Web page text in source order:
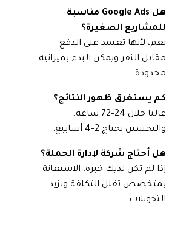
هل Google Ads مناسبة
للمشاريع الصغيرة؟
نعم، لأنها تعتمد على الدفع
مقابل النقر ويمكن البدء بميزانية
محدودة.
كم يستغرق ظهور النتائج؟
غالبا خلال 24–72 ساعة،
والتحسين يحتاج 2–4 أسابيع.
هل أحتاج شركة لإدارة الحملة؟
إذا لم تكن لديك خبرة، الاستعانة
بمتخصص تقلل التكلفة وتزيد
التحويلات.